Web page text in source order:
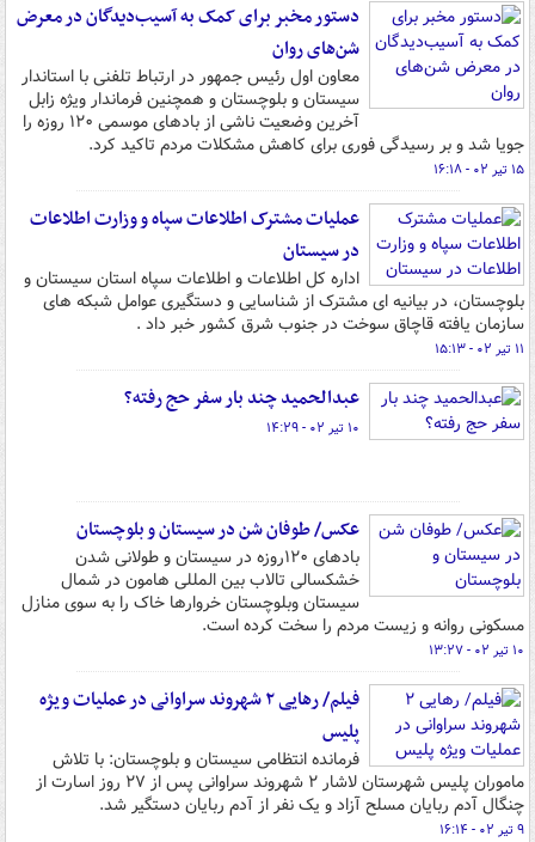
دستور مخبر برای کمک به آسیب‌دیدگان در معرض
شن‌های روان
معاون اول رئیس جمهور در ارتباط تلفنی با استاندار
سیستان و بلوچستان و همچنین فرماندار ویژه زابل
آخرین وضعیت ناشی از بادهای موسمی ۱۲۰ روزه را
جویا شد و بر رسیدگی فوری برای کاهش مشکلات مردم تاکید کرد.
۱۵ تیر ۰۲ - ۱۶:۱۸
عملیات مشترک اطلاعات سپاه و وزارت اطلاعات
در سیستان
اداره کل اطلاعات و اطلاعات سپاه استان سیستان و
بلوچستان،️ در بیانیه ای مشترک از شناسایی و دستگیری عوامل شبکه های
سازمان یافته قاچاق سوخت در جنوب شرق کشور خبر داد .
۱۱ تیر ۰۲ - ۱۵:۱۳
عبدالحمید چند بار سفر حج رفته؟
۱۰ تیر ۰۲ - ۱۴:۲۹
عکس/ طوفان شن در سیستان و بلوچستان
بادهای ۱۲۰روزه در سیستان و طولانی شدن
خشکسالی تالاب بین المللی هامون در شمال
سیستان وبلوچستان خروارها خاک را به سوی منازل
مسکونی روانه و زیست مردم را سخت کرده است.
۱۰ تیر ۰۲ - ۱۳:۲۷
فیلم/ رهایی ۲ شهروند سراوانی در عملیات ویژه
پلیس
فرمانده انتظامی سیستان و بلوچستان: با تلاش
ماموران پلیس شهرستان لاشار ۲ شهروند سراوانی پس از ۲۷ روز اسارت از
چنگال آدم ربایان مسلح آزاد و یک نفر از آدم ربایان دستگیر شد.
۹ تیر ۰۲ - ۱۶:۱۴